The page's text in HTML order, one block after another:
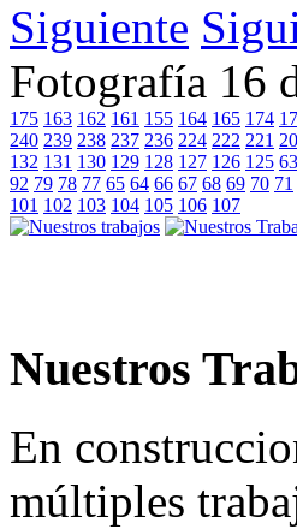
Siguiente
Fotografía 16
175 163 162 161 155 164 165 174
240 239 238 237 236 224 222 221
132 131 130 129 128 127 126 125 63
92 79 78 77 65 64 66 67 68 69 70 71
101 102 103 104 105 106 107
Nuestros
En
múltiples